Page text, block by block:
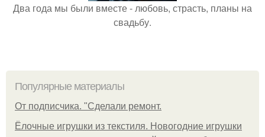
Два года мы были вместе - любовь, страсть, планы на
свадьбу.
Популярные материалы
От подписчика. "Сделали ремонт.
Ёлочные игрушки из текстиля. Новогодние игрушки